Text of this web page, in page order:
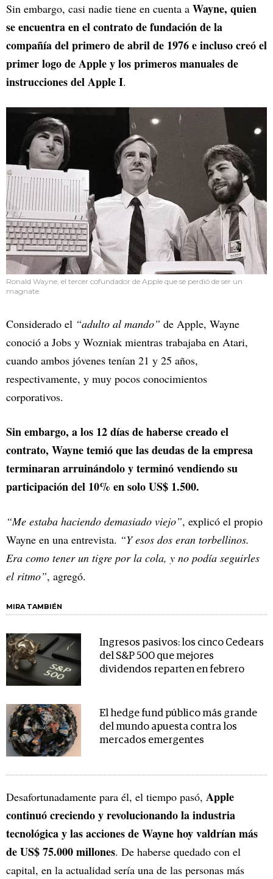
Sin embargo, casi nadie tiene en cuenta a Wayne, quien
se encuentra en el contrato de fundación de la
compañía del primero de abril de 1976 e incluso creó el
primer logo de Apple y los primeros manuales de
instrucciones del Apple I.
Ronald Wayne, el tercer cofundador de Apple que se perdió de ser un
magnate.
Considerado el “adulto al mando” de Apple, Wayne
conoció a Jobs y Wozniak mientras trabajaba en Atari,
cuando ambos jóvenes tenían 21 y 25 años,
respectivamente, y muy pocos conocimientos
corporativos.
Sin embargo, a los 12 días de haberse creado el
contrato, Wayne temió que las deudas de la empresa
terminaran arruinándolo y terminó vendiendo su
participación del 10% en solo US$ 1.500.
“Me estaba haciendo demasiado viejo”, explicó el propio
Wayne en una entrevista. “Y esos dos eran torbellinos.
Era como tener un tigre por la cola, y no podía seguirles
el ritmo”, agregó.
MIRA TAMBIÉN
Ingresos pasivos: los cinco Cedears
del S&P 500 que mejores
dividendos reparten en febrero
El hedge fund público más grande
del mundo apuesta contra los
mercados emergentes
Desafortunadamente para él, el tiempo pasó, Apple
continuó creciendo y revolucionando la industria
tecnológica y las acciones de Wayne hoy valdrían más
de US$ 75.000 millones. De haberse quedado con el
capital, en la actualidad sería una de las personas más